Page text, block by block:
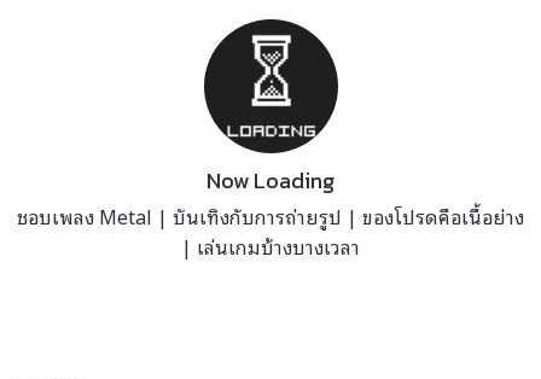
Now Loading
ชอบเพลง Metal | บันเทิงกับการถ่ายรูป | ของโปรดคือเนื้อย่าง
| เล่นเกมบ้างบางเวลา